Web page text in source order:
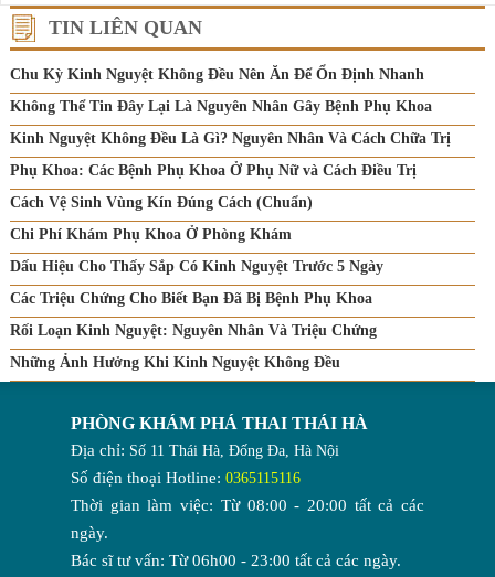
TIN LIÊN QUAN
Chu Kỳ Kinh Nguyệt Không Đều Nên Ăn Để Ổn Định Nhanh
Không Thể Tin Đây Lại Là Nguyên Nhân Gây Bệnh Phụ Khoa
Kinh Nguyệt Không Đều Là Gì? Nguyên Nhân Và Cách Chữa Trị
Phụ Khoa: Các Bệnh Phụ Khoa Ở Phụ Nữ và Cách Điều Trị
Cách Vệ Sinh Vùng Kín Đúng Cách (Chuẩn)
Chi Phí Khám Phụ Khoa Ở Phòng Khám
Dấu Hiệu Cho Thấy Sắp Có Kinh Nguyệt Trước 5 Ngày
Các Triệu Chứng Cho Biết Bạn Đã Bị Bệnh Phụ Khoa
Rối Loạn Kinh Nguyệt: Nguyên Nhân Và Triệu Chứng
Những Ảnh Hưởng Khi Kinh Nguyệt Không Đều
PHÒNG KHÁM PHÁ THAI THÁI HÀ
Địa chỉ: Số 11 Thái Hà, Đống Đa, Hà Nội
Số điện thoại Hotline: 0365115116
Thời gian làm việc: Từ 08:00 - 20:00 tất cả các
ngày.
Bác sĩ tư vấn: Từ 06h00 - 23:00 tất cả các ngày.